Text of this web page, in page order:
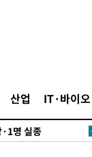
산업 IT·바이오
숨진 채 발견
명 실종